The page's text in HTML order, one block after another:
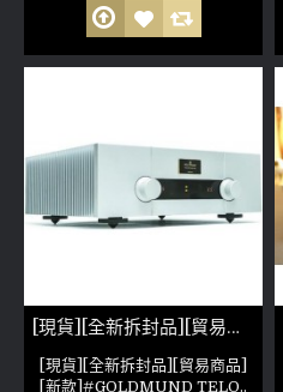
[現貨][全新拆封品][貿易商品]GOLDMUND TELOS 590 NEXTGENII(參考照片)
[現貨][全新拆封品][貿易商品]
[新款]#GOLDMUND TELO..